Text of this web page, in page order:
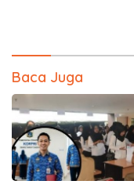
Baca Juga